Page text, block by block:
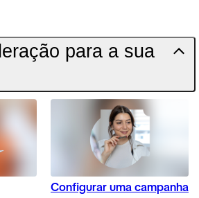
para a sua
Configurar uma campanha